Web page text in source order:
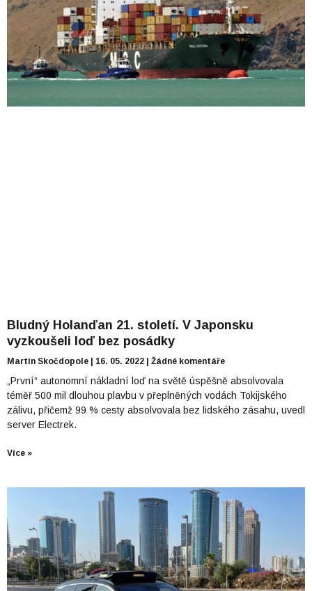
Bludný Holanďan 21. století. V Japonsku
vyzkoušeli loď bez posádky
Martin Skočdopole 16. 05. 2022 Žádné komentáře
„První“ autonomní nákladní loď na světě úspěšně absolvovala
téměř 500 mil dlouhou plavbu v přeplněných vodách Tokijského
zálivu, přičemž 99 % cesty absolvovala bez lidského zásahu, uvedl
server Electrek.
Více »